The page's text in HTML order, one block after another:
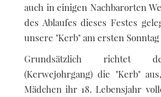
auch in einigen Nachbarorten
des Ablaufes dieses Festes
unsere "Kerb" am ersten
Grundsätzlich richtet
(Kerwejohrgang) die "Kerb"
Mädchen ihr 18. Lebensjahr